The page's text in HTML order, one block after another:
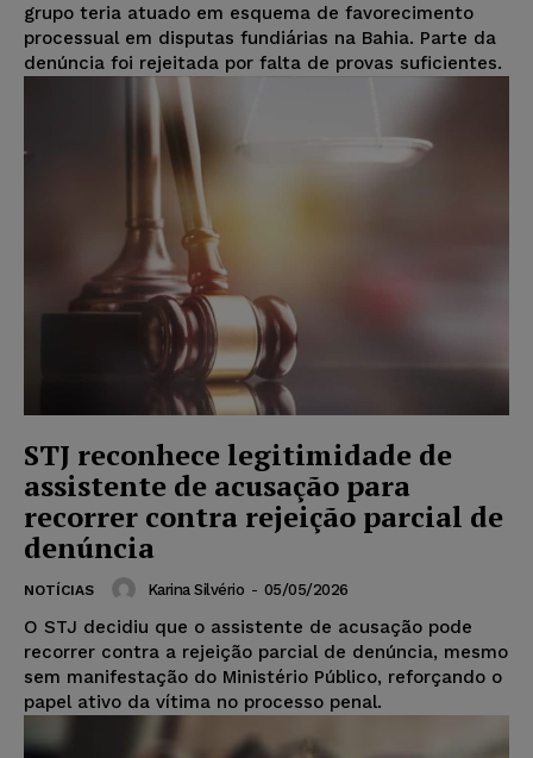
grupo teria atuado em esquema de favorecimento
processual em disputas fundiárias na Bahia. Parte da
denúncia foi rejeitada por falta de provas suficientes.
STJ reconhece legitimidade de
assistente de acusação para
recorrer contra rejeição parcial de
denúncia
NOTÍCIAS Karina Silvério - 05/05/2026
O STJ decidiu que o assistente de acusação pode
recorrer contra a rejeição parcial de denúncia, mesmo
sem manifestação do Ministério Público, reforçando o
papel ativo da vítima no processo penal.